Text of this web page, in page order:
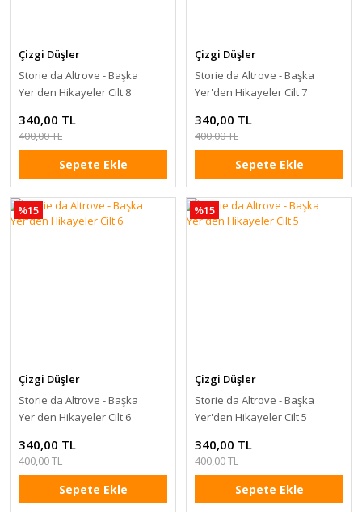
Çizgi Düşler
Storie da Altrove - Başka
Yer'den Hikayeler Cilt 8
340,00 TL
400,00 TL
Sepete Ekle
Çizgi Düşler
Storie da Altrove - Başka
Yer'den Hikayeler Cilt 7
340,00 TL
400,00 TL
Sepete Ekle
%15
Çizgi Düşler
Storie da Altrove - Başka
Yer'den Hikayeler Cilt 6
340,00 TL
400,00 TL
Sepete Ekle
%15
Çizgi Düşler
Storie da Altrove - Başka
Yer'den Hikayeler Cilt 5
340,00 TL
400,00 TL
Sepete Ekle